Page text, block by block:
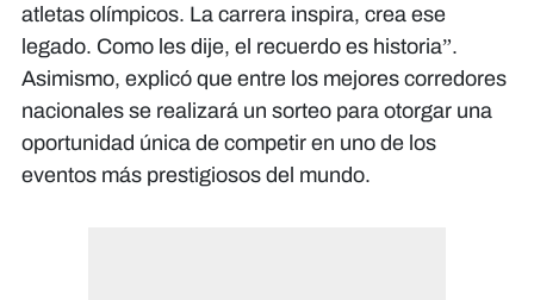
atletas olímpicos. La carrera inspira, crea ese
legado. Como les dije, el recuerdo es historia”.
Asimismo, explicó que entre los mejores corredores
nacionales se realizará un sorteo para otorgar una
oportunidad única de competir en uno de los
eventos más prestigiosos del mundo.